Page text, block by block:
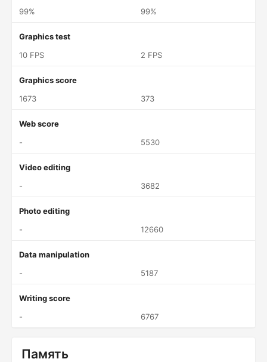
99%
99%
Graphics test
10 FPS
2 FPS
Graphics score
1673
373
Web score
-
5530
Video editing
-
3682
Photo editing
-
12660
Data manipulation
-
5187
Writing score
-
6767
Память